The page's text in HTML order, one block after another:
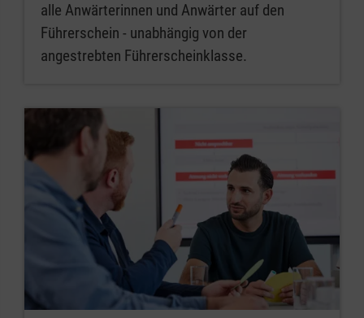
alle Anwärterinnen und Anwärter auf den
Führerschein - unabhängig von der
angestrebten Führerscheinklasse.